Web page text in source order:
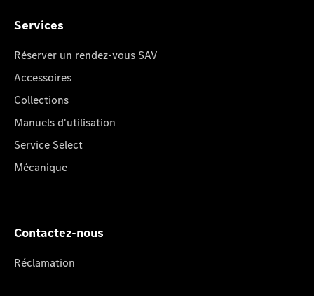
Services
Réserver un rendez-vous SAV
Accessoires
Collections
Manuels d'utilisation
Service Select
Mécanique
Contactez-nous
Réclamation